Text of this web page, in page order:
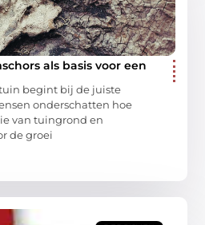
als basis voor een
begint bij de juiste
onderschatten hoe
van tuingrond en
de groei